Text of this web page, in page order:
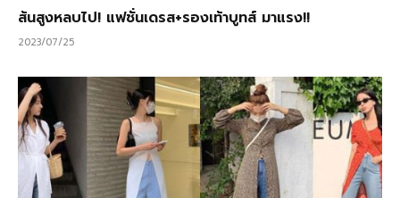
ส้นสูงหลบไป! แฟชั่นเดรส+รองเท้าบูทส์ มาแรง!!
2023/07/25